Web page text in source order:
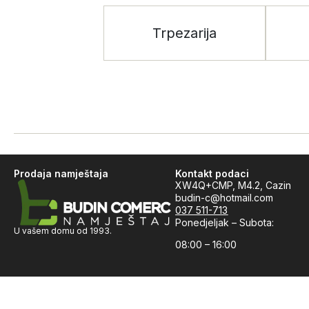
Trpezarija
Prodaja namještaja
U vašem domu od 1993.
Kontakt podaci
XW4Q+CMP, M4.2, Cazin
budin-c@hotmail.com
037 511-713
Ponedjeljak – Subota:
08:00 – 16:00